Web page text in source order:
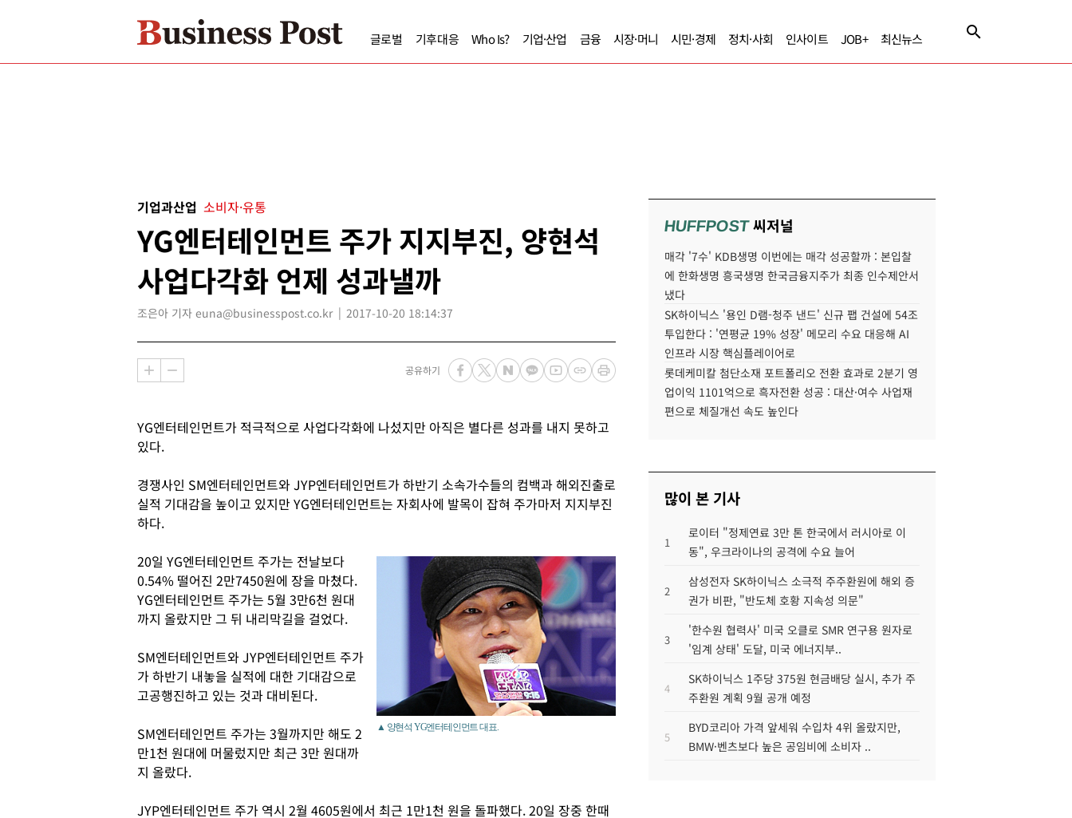
글로벌 기후대응 Who Is? 기업·산업 금융 시장·머니 시민·경제 정치·사회 인사이트 JOB+ 최신뉴스
기업과산업 소비자·유통
YG엔터테인먼트 주가 지지부진, 양현석
사업다각화 언제 성과낼까
조은아 기자 euna@businesspost.co.kr 2017-10-20 18:14:37
공유하기
YG엔터테인먼트가 적극적으로 사업다각화에 나섰지만 아직은 별다른 성과를 내지 못하고
있다.
경쟁사인 SM엔터테인먼트와 JYP엔터테인먼트가 하반기 소속가수들의 컴백과 해외진출로
실적 기대감을 높이고 있지만 YG엔터테인먼트는 자회사에 발목이 잡혀 주가마저 지지부진
하다.
▲ 양현석 YG엔터테인먼트 대표.
20일 YG엔터테인먼트 주가는 전날보다
0.54% 떨어진 2만7450원에 장을 마쳤다.
YG엔터테인먼트 주가는 5월 3만6천 원대
까지 올랐지만 그 뒤 내리막길을 걸었다.
SM엔터테인먼트와 JYP엔터테인먼트 주가
가 하반기 내놓을 실적에 대한 기대감으로
고공행진하고 있는 것과 대비된다.
SM엔터테인먼트 주가는 3월까지만 해도 2
만1천 원대에 머물렀지만 최근 3만 원대까
지 올랐다.
JYP엔터테인먼트 주가 역시 2월 4605원에서 최근 1만1천 원을 돌파했다. 20일 장중 한때
HUFFPOST씨저널
매각 '7수' KDB생명 이번에는 매각 성공할까 : 본입찰
에 한화생명 흥국생명 한국금융지주가 최종 인수제안서
냈다
SK하이닉스 '용인 D램-청주 낸드' 신규 팹 건설에 54조
투입한다 : '연평균 19% 성장' 메모리 수요 대응해 AI
인프라 시장 핵심플레이어로
롯데케미칼 첨단소재 포트폴리오 전환 효과로 2분기 영
업이익 1101억으로 흑자전환 성공 : 대산·여수 사업재
편으로 체질개선 속도 높인다
많이 본 기사
1
로이터 "정제연료 3만 톤 한국에서 러시아로 이
동", 우크라이나의 공격에 수요 늘어
2
삼성전자 SK하이닉스 소극적 주주환원에 해외 증
권가 비판, "반도체 호황 지속성 의문"
3
'한수원 협력사' 미국 오클로 SMR 연구용 원자로
'임계 상태' 도달, 미국 에너지부..
4
SK하이닉스 1주당 375원 현금배당 실시, 추가 주
주환원 계획 9월 공개 예정
5
BYD코리아 가격 앞세워 수입차 4위 올랐지만,
BMW·벤츠보다 높은 공임비에 소비자 ..